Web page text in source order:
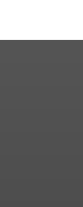
устроивших
жители